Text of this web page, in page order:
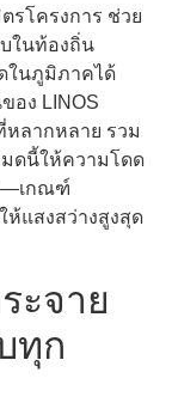
รโครงการ ช่วย
ในท้องถิ่น
ในภูมิภาคได้
อง LINOS
หลากหลาย รวม
มดนี้ให้ความโดด
—เกณฑ์
แสงสว่างสูงสุด
ะจาย
ทุก